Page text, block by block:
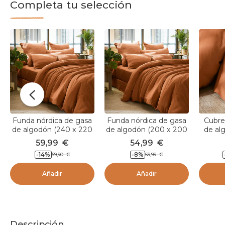
Completa tu selección
Funda nórdica de gasa
de algodón (240 x 220
cm) Gaïa Albaricoque
59,99 €
-14% 69,90 €
Añadir
Funda nórdica de gasa
de algodón (200 x 200
cm) Gaïa Albaricoque
54,99 €
-8% 59,99 €
Añadir
de
cm)